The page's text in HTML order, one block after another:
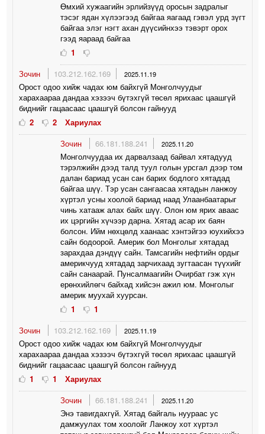
Өмхий хужаагийн эрлийзүүд оросын задралыг
тэсэг ядан хүлээгээд байгаа яагаад гэвэл урд зүгт
байгаа элэг нэгт ахан дүүсийнхээ тэвэрт орох
гээд яараад байгаа
1
Зочин
103.212.162.169 2025.11.19
Орост одоо хийж чадах юм байхгүй Монголчуудыг
харахаараа дандаа хэзээч бүтэхгүй төсөл ярихаас цаашгүй
биднийг гацаасаас цаашгүй болсон гайнууд
2
2
Хариулах
Зочин
66.181.188.241 2025.11.20
Монголчуудаа их дарвалзаад байвал хятадууд
тэрэлжийн дээд талд туул голын урсгал дээр том
далан бариад усан сан барих бодлого хятадад
байгаа шүү. Тэр усан сангаасаа хятадын ланжоу
хүртэл усны хоолой бариад наад Улаанбаатарыг
чинь хатааж алах байх шүү. Олон юм ярих аваас
их цэргийн хүчээр дарна. Хятад асар их баян
болсон. Ийм нөхцөлд хаанаас хэнтэйгээ юухийхээ
сайн бодоорой. Америк бол Монголыг хятадад
зарахдаа дэндүү сайн. Тамсагийн нефтийн ордыг
америкчууд хятадад зарчихаад зугтаасан түүхийг
сайн санаарай. Пунсалмаагийн Очирбат гэж хүн
ерөнхийлөгч байхад хийсэн ажил юм. Монголыг
америк муухай хуурсан.
1
1
Зочин
103.212.162.169 2025.11.19
Орост одоо хийж чадах юм байхгүй Монголчуудыг
харахаараа дандаа хэзээч бүтэхгүй төсөл ярихаас цаашгүй
биднийг гацаасаас цаашгүй болсон гайнууд
1
1
Хариулах
Зочин
66.181.188.241 2025.11.20
Энэ тавигдахгүй. Хятад байгаль нуураас ус
дамжуулах том хоолойг Ланжоу хот хүртэл